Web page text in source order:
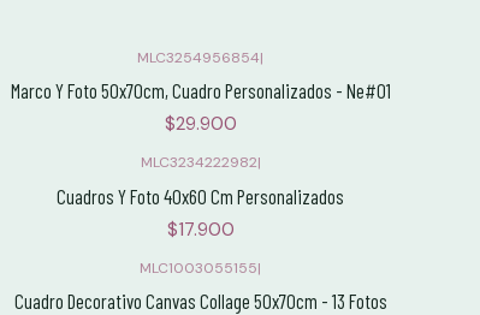
MLC3254956854|
Marco Y Foto 50x70cm, Cuadro Personalizados - Ne#01
$29.900
MLC3234222982|
Cuadros Y Foto 40x60 Cm Personalizados
$17.900
MLC1003055155|
Cuadro Decorativo Canvas Collage 50x70cm - 13 Fotos